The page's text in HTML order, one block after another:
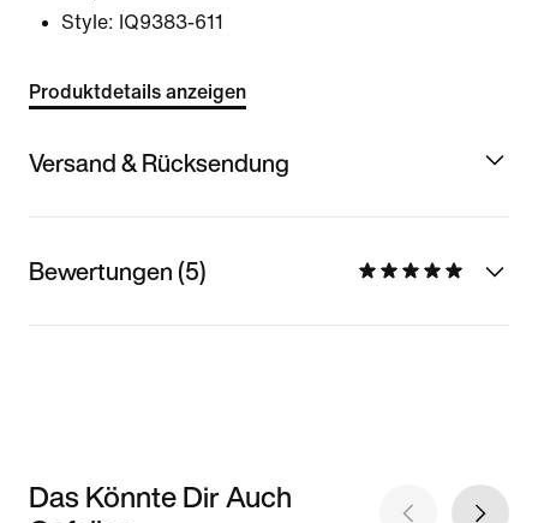
Style: IQ9383-611
Produktdetails anzeigen
Versand & Rücksendung
Bewertungen (5)
Das Könnte Dir Auch